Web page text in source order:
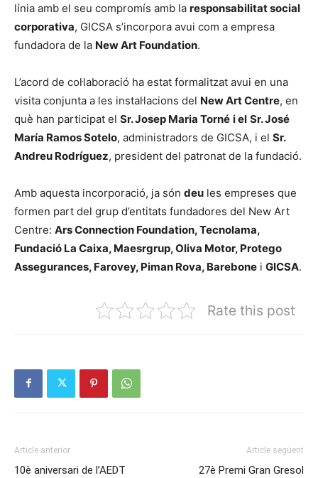
línia amb el seu compromís amb la responsabilitat social
corporativa, GICSA s’incorpora avui com a empresa
fundadora de la New Art Foundation.
L’acord de col·laboració ha estat formalitzat avui en una
visita conjunta a les instal·lacions del New Art Centre, en
què han participat el Sr. Josep Maria Torné i el Sr. José
María Ramos Sotelo, administradors de GICSA, i el Sr.
Andreu Rodríguez, president del patronat de la fundació.
Amb aquesta incorporació, ja són deu les empreses que
formen part del grup d’entitats fundadores del New Art
Centre: Ars Connection Foundation, Tecnolama,
Fundació La Caixa, Maesrgrup, Oliva Motor, Protego
Assegurances, Farovey, Piman Rova, Barebone i GICSA.
Rate this post
Article anterior
10è aniversari de l’AEDT
Article següent
27è Premi Gran Gresol